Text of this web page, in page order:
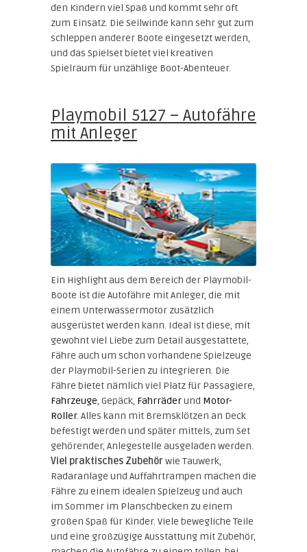
den Kindern viel Spaß und kommt sehr oft
zum Einsatz. Die Seilwinde kann sehr gut zum
schleppen anderer Boote eingesetzt werden,
und das Spielset bietet viel kreativen
Spielraum für unzählige Boot-Abenteuer.
Playmobil 5127 – Autofähre
mit Anleger
Ein Highlight aus dem Bereich der Playmobil-
Boote ist die Autofähre mit Anleger, die mit
einem Unterwassermotor zusätzlich
ausgerüstet werden kann. Ideal ist diese, mit
gewohnt viel Liebe zum Detail ausgestattete,
Fähre auch um schon vorhandene Spielzeuge
der Playmobil-Serien zu integrieren. Die
Fähre bietet nämlich viel Platz für Passagiere,
Fahrzeuge, Gepäck, Fahrräderund Motor-
Roller. Alles kann mit Bremsklötzen an Deck
befestigt werden und später mittels, zum Set
gehörender, Anlegestelle ausgeladen werden.
Viel praktisches Zubehörwie Tauwerk,
Radaranlage und Auffahrtrampen machen die
Fähre zu einem idealen Spielzeug und auch
im Sommer im Planschbecken zu einem
großen Spaß für Kinder. Viele bewegliche Teile
und eine großzügige Ausstattung mit Zubehör,